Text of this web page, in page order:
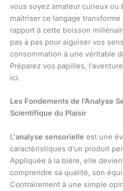
vous soyez amateur curieux ou
maîtriser ce langage
rapport à cette boisson
pas à pas pour aiguiser vos
consommation à une véritable
Préparez vos papilles,
ici.
Les Fondements de l’Analyse
Scientifique du Plaisir
L’analyse sensorielle est une
caractéristiques d’un produit
Appliquée à la bière, elle
comprendre sa qualité, son
Contrairement à une simple